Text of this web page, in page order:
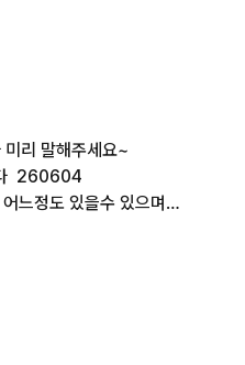
리 말해주세요~
260604
느정도 있을수 있으며
니다 신중히 고민하시고 구매
다 너그러운 마음으로 기다려
다.